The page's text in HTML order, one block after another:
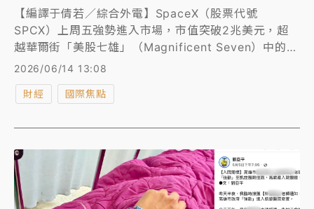
【編譯于倩若／綜合外電】SpaceX（股票代號
SPCX）上周五強勢進入市場，市值突破2兆美元，超
越華爾街「美股七雄」（Magnificent Seven）中的2
家公司，也引發一個關鍵問題：「美股七雄」這個稱呼
還適用嗎？如果不適用，又該用什麼取代？
2026/06/14 13:08
財經 國際焦點